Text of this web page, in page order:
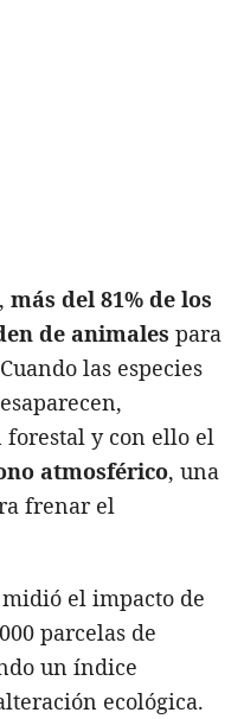
más del 81% de los
de animales para
las especies
y con ello el
atmosférico, una
frenar el
el impacto de
parcelas de
un índice
ecológica.